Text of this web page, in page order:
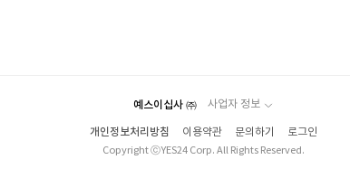
예스이십사 ㈜ 사업자 정보
개인정보처리방침 이용약관 문의하기
로그인
Copyright ⓒYES24 Corp. All Rights Reserved.